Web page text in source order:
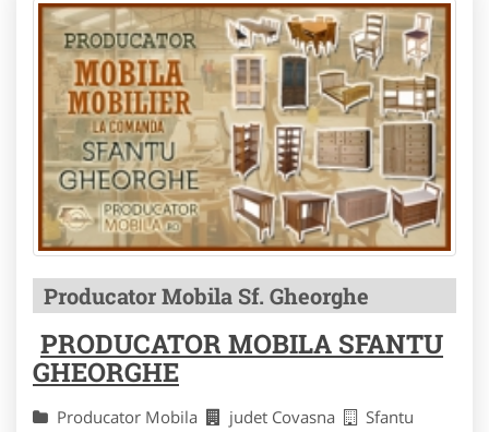
Producator Mobila Sf. Gheorghe
PRODUCATOR MOBILA SFANTU
GHEORGHE
Producator Mobila judet Covasna
Sfantu